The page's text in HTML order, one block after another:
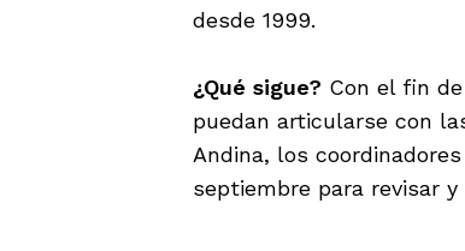
desde 1999.
¿Qué sigue? Con el fin
puedan articularse con
Andina, los
septiembre para revisar